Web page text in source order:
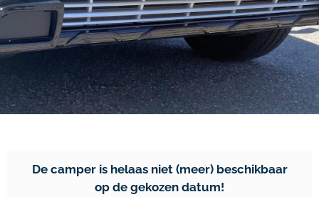
De camper is helaas niet (meer) beschikbaar
op de gekozen datum!